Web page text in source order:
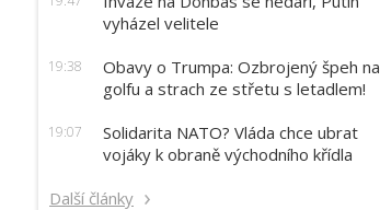
vyházel velitele
19:38
Obavy o Trumpa: Ozbrojený špeh na
golfu a strach ze střetu s letadlem!
19:07
Solidarita NATO? Vláda chce ubrat
vojáky k obraně východního křídla
Další články